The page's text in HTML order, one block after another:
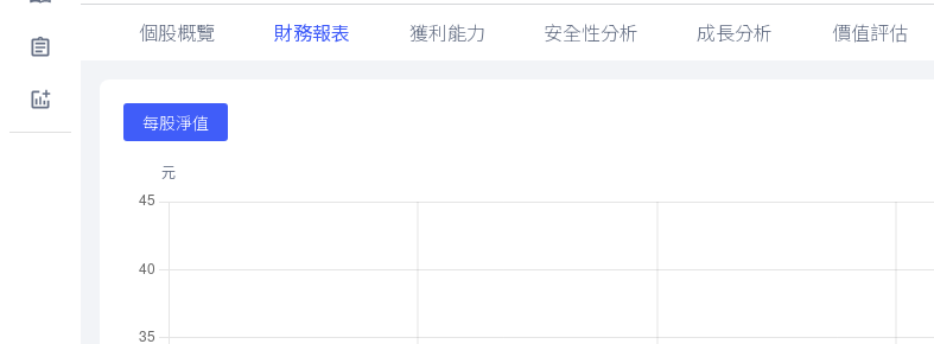
個股概覽 財務報表 獲利能力 安全性分析 成長分析 價值評估
每股淨值